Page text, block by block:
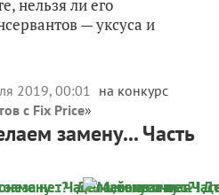
нельзя ли его
— уксуса и
2019, 00:01 на конкурс
с Fix Price»
замену... Часть